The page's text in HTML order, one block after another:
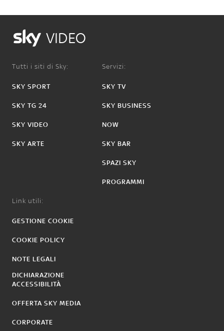
VIDEO
Tutti i siti di Sky:
SKY SPORT
SKY TG 24
SKY VIDEO
SKY ARTE
Servizi:
SKY TV
SKY BUSINESS
NOW
SKY BAR
SPAZI SKY
PROGRAMMI
Link utili:
GESTIONE COOKIE
COOKIE POLICY
NOTE LEGALI
DICHIARAZIONE
ACCESSIBILITÀ
OFFERTA SKY MEDIA
CORPORATE